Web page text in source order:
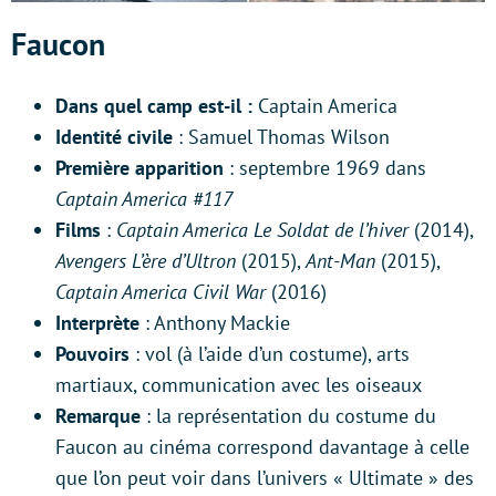
Faucon
Dans quel camp est-il: Captain America
Identité civile : Samuel Thomas Wilson
Première apparition : septembre 1969 dans
Captain America #117
Films : Captain America Le Soldat de l’hiver(2014),
Avengers L’ère d’Ultron (2015),Ant-Man (2015),
Captain America Civil War(2016)
Interprète : Anthony Mackie
Pouvoirs : vol (à l’aide d’un costume), arts
martiaux, communication avec les oiseaux
Remarque : la représentation du costume du
Faucon au cinéma correspond davantage à celle
que l’on peut voir dans l’univers « Ultimate » des